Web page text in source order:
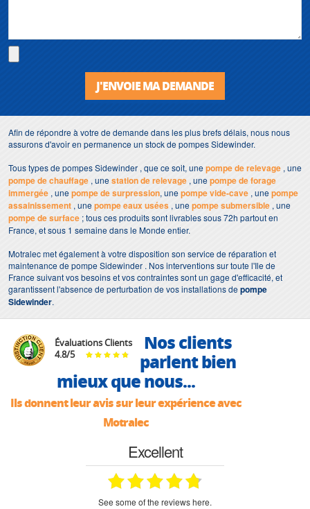
J'ENVOIE MA DEMANDE
Afin de répondre à votre de demande dans les plus brefs délais, nous nous
assurons d'avoir en permanence un stock de pompes Sidewinder.
Tous types de pompes Sidewinder , que ce soit, unepompe de relevage , une
pompe de chauffage , unestation de relevage , unepompe de forage
immergée , unepompe de surpression, unepompe vide-cave , unepompe
assainissement , unepompe eaux usées , unepompe submersible , une
pompe de surface ; tous ces produits sont livrables sous 72h partout en
France, et sous 1 semaine dans le Monde entier.
Motralec met également à votre disposition son service de réparation et
maintenance de pompe Sidewinder . Nos interventions sur toute l'Ile de
France suivant vos besoins et vos contraintes sont un gage d'efficacité, et
garantissent l'absence de perturbation de vos installations depompe
Sidewinder.
Évaluations Clients
4.8/5
Nos clients
parlent bien
mieux que nous...
Ils donnent leur avis sur leur expérience avec
Motralec
Excellent
see some of the reviews here.